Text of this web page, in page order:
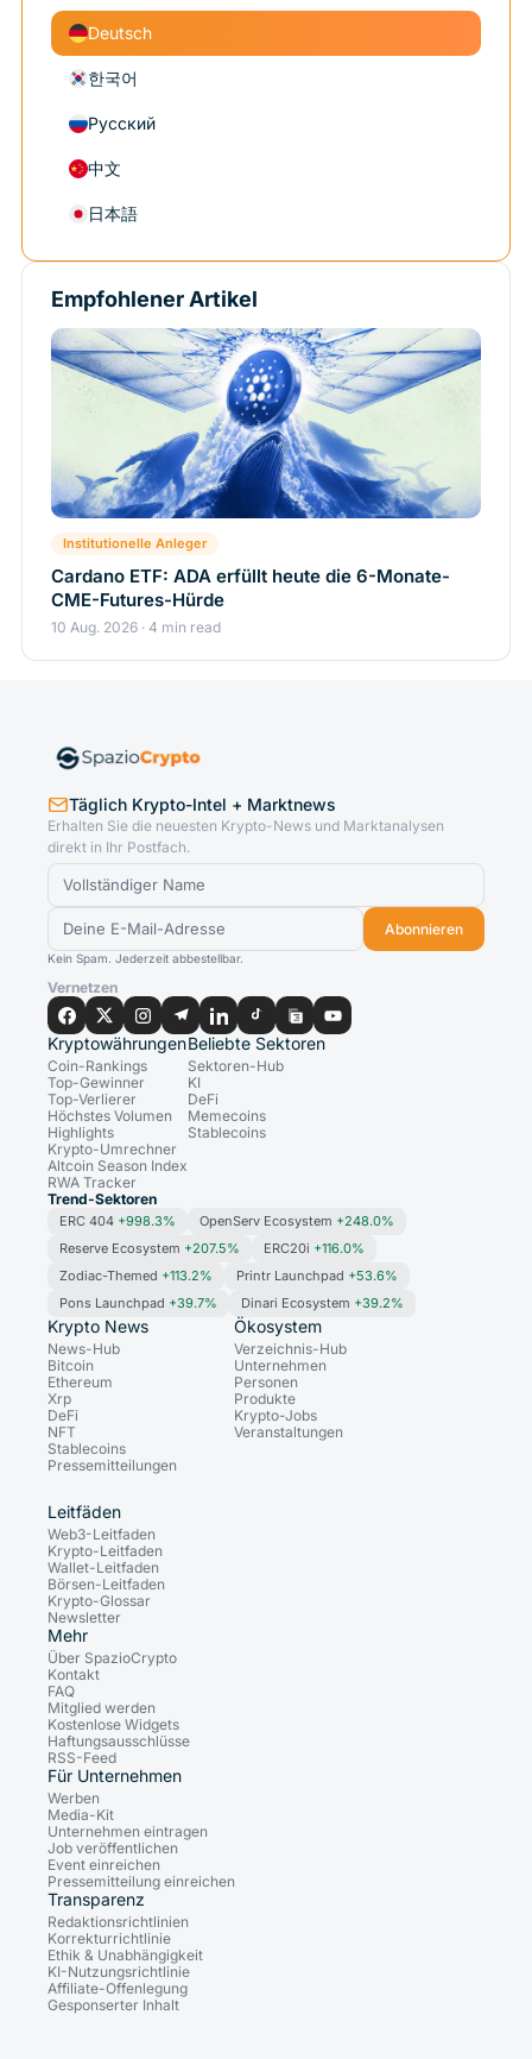
Deutsch
한국어
Русский
中文
日本語
Empfohlener Artikel
Institutionelle Anleger
Cardano ETF: ADA erfüllt heute die 6-Monate-
CME-Futures-Hürde
10 Aug. 2026 · 4 min read
Täglich Krypto-Intel + Marktnews
Erhalten Sie die neuesten Krypto-News und Marktanalysen
direkt in Ihr Postfach.
Abonnieren
Kein Spam. Jederzeit abbestellbar.
Vernetzen
Kryptowährungen
Coin-Rankings
Top-Gewinner
Top-Verlierer
Höchstes Volumen
Highlights
Krypto-Umrechner
Altcoin Season Index
RWA Tracker
Beliebte Sektoren
Sektoren-Hub
KI
DeFi
Memecoins
Stablecoins
Trend-Sektoren
ERC 404 +998.3% OpenServ Ecosystem +248.0%
Reserve Ecosystem +207.5% ERC20i +116.0%
Zodiac-Themed +113.2% Printr Launchpad +53.6%
Pons Launchpad +39.7% Dinari Ecosystem +39.2%
Krypto News
News-Hub
Bitcoin
Ethereum
Xrp
DeFi
NFT
Stablecoins
Pressemitteilungen
Ökosystem
Verzeichnis-Hub
Unternehmen
Personen
Produkte
Krypto-Jobs
Veranstaltungen
Leitfäden
Web3-Leitfaden
Krypto-Leitfaden
Wallet-Leitfaden
Börsen-Leitfaden
Krypto-Glossar
Newsletter
Mehr
Über SpazioCrypto
Kontakt
FAQ
Mitglied werden
Kostenlose Widgets
Haftungsausschlüsse
RSS-Feed
Für Unternehmen
Werben
Media-Kit
Unternehmen eintragen
Job veröffentlichen
Event einreichen
Pressemitteilung einreichen
Transparenz
Redaktionsrichtlinien
Korrekturrichtlinie
Ethik & Unabhängigkeit
KI-Nutzungsrichtlinie
Affiliate-Offenlegung
Gesponserter Inhalt